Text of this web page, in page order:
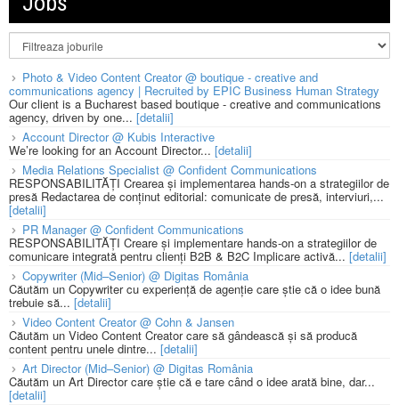
Photo & Video Content Creator @ boutique - creative and
communications agency | Recruited by EPIC Business Human Strategy
Our client is a Bucharest based boutique - creative and communications
agency, driven by one... [detalii]
Account Director @ Kubis Interactive
We’re looking for an Account Director... [detalii]
Media Relations Specialist @ Confident Communications
RESPONSABILITĂȚI Crearea și implementarea hands-on a strategiilor de
presă Redactarea de conținut editorial: comunicate de presă, interviuri,...
[detalii]
PR Manager @ Confident Communications
RESPONSABILITĂȚI Creare și implementare hands-on a strategiilor de
comunicare integrată pentru clienți B2B & B2C Implicare activă... [detalii]
Copywriter (Mid–Senior) @ Digitas România
Căutăm un Copywriter cu experiență de agenție care știe că o idee bună
trebuie să... [detalii]
Video Content Creator @ Cohn & Jansen
Căutăm un Video Content Creator care să gândească și să producă
content pentru unele dintre... [detalii]
Art Director (Mid–Senior) @ Digitas România
Căutăm un Art Director care știe că e tare când o idee arată bine, dar...
[detalii]